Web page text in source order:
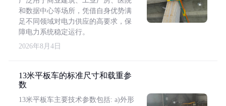
和数据中心等场所，凭借自身优势满
足不同领域对电力供应的高要求，保
障电力系统稳定运行。
2026年8月4日
13米平板车的标准尺寸和载重参
数
13米平板车主要技术参数包括: a)外形